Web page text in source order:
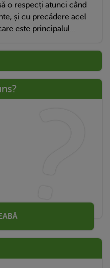
o respecți atunci când
și cu precădere acel
este principalul...